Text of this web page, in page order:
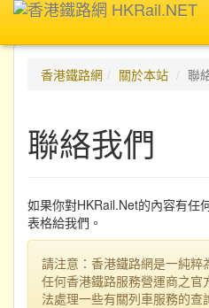
香港鐵路網
關於本站 聯
聯絡我們
如果你對HKRail.Net的內容有任
表格給我們。
請注意：香港鐵路網是一純
任何香港鐵路服務營運商之
法處理一些有關列車服務的查